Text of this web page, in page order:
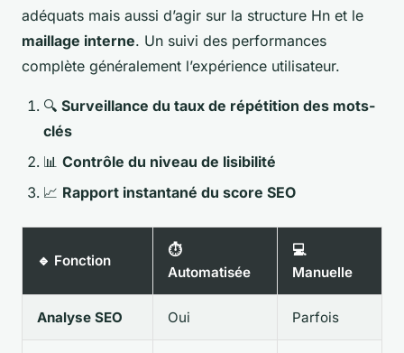
adéquats mais aussi d’agir sur la structure Hn et le
maillage interne. Un suivi des performances
complète généralement l’expérience utilisateur.
🔍 Surveillance du taux de répétition des mots-
clés
📊 Contrôle du niveau de lisibilité
📈 Rapport instantané du score SEO
🔹 Fonction
⏱️
Automatisée
💻
Manuelle
Analyse SEO Oui Parfois